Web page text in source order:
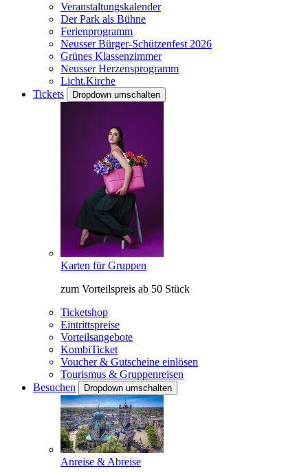
Veranstaltungskalender
Der Park als Bühne
Ferienprogramm
Neusser Bürger-Schützenfest 2026
Grünes Klassenzimmer
Neusser Herzensprogramm
Licht.Kirche
Tickets
Dropdown umschalten
Karten für Gruppen
zum Vorteilspreis ab 50 Stück
Ticketshop
Eintrittspreise
Vorteilsangebote
KombiTicket
Voucher & Gutscheine einlösen
Tourismus & Gruppenreisen
Besuchen
Dropdown umschalten
Anreise & Abreise